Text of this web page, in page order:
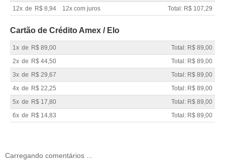
12x de R$ 8,94 12x com juros Total: R$ 107,29
Cartão de Crédito Amex / Elo
1x de R$ 89,00
Total: R$ 89,00
2x de R$ 44,50
Total: R$ 89,00
3x de R$ 29,67
Total: R$ 89,00
4x de R$ 22,25
Total: R$ 89,00
5x de R$ 17,80
Total: R$ 89,00
6x de R$ 14,83 Total: R$ 89,00
Carregando comentários ...